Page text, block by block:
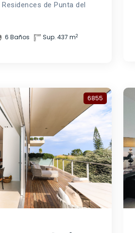
de Punta del
6 Baños Sup. 437 m2
6855